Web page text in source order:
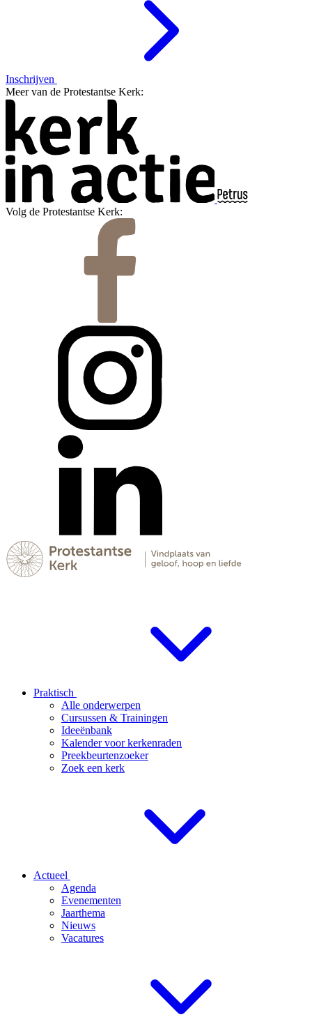
Inschrijven
Meer van de Protestantse Kerk:
Volg de Protestantse Kerk:
Praktisch
Alle onderwerpen
Cursussen & Trainingen
Ideeënbank
Kalender voor kerkenraden
Preekbeurtenzoeker
Zoek een kerk
Actueel
Agenda
Evenementen
Jaarthema
Nieuws
Vacatures